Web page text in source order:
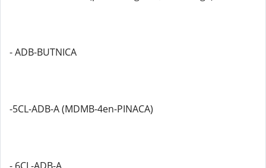
- ADB-BUTNICA
-5CL-ADB-A (MDMB-4en-PINACA)